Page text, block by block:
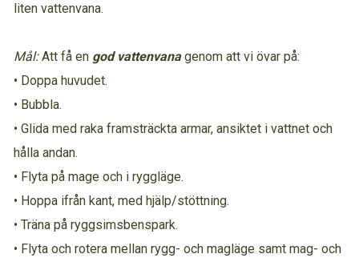
liten vattenvana.
Mål:Att få en god vattenvanagenom att vi övar på:
• Doppa huvudet.
• Bubbla.
• Glida med raka framsträckta armar, ansiktet i vattnet och
hålla andan.
• Flyta på mage och i ryggläge.
• Hoppa ifrån kant, med hjälp/stöttning.
• Träna på ryggsimsbenspark.
• Flyta och rotera mellan rygg- och magläge samt mag- och